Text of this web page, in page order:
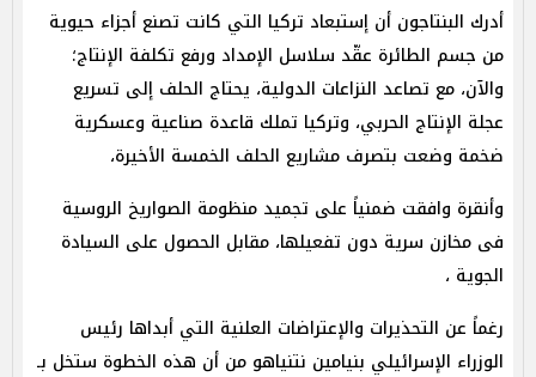
أدرك البنتاجون أن إستبعاد تركيا التي كانت تصنع أجزاء حيوية
من جسم الطائرة عقّد سلاسل الإمداد ورفع تكلفة الإنتاج؛
والآن، مع تصاعد النزاعات الدولية، يحتاج الحلف إلى تسريع
عجلة الإنتاج الحربي، وتركيا تملك قاعدة صناعية وعسكرية
ضخمة وضعت بتصرف مشاريع الحلف الخمسة الأخيرة،
وأنقرة وافقت ضمنياً على تجميد منظومة الصواريخ الروسية
فى مخازن سرية دون تفعيلها، مقابل الحصول على السيادة
الجوية ،
رغماً عن التحذيرات والإعتراضات العلنية التي أبداها رئيس
الوزراء الإسرائيلي بنيامين نتنياهو من أن هذه الخطوة ستخل بـ